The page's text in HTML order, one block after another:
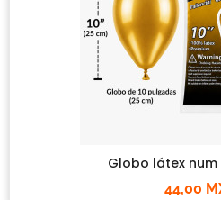
Globo látex num
44,00